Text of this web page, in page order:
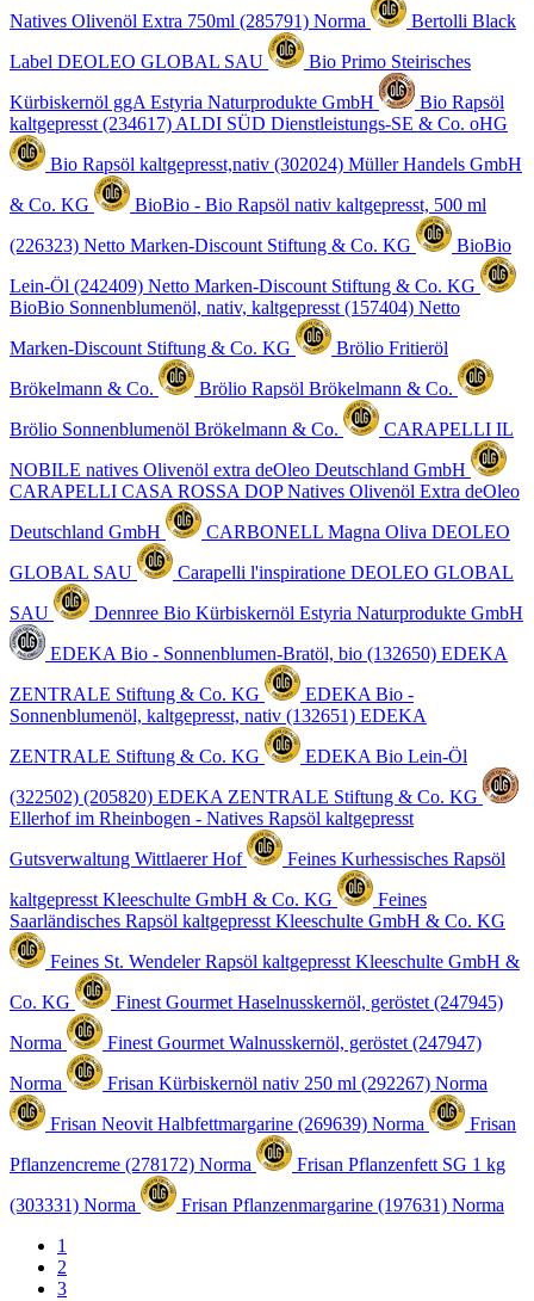
Natives Olivenöl Extra 750ml (285791) Norma
Bertolli Black
Label DEOLEO GLOBAL SAU
Bio Primo Steirisches
Kürbiskernöl ggA Estyria Naturprodukte GmbH
Bio Rapsöl
kaltgepresst (234617) ALDI SÜD Dienstleistungs-SE & Co. oHG
Bio Rapsöl kaltgepresst,nativ (302024) Müller Handels GmbH
& Co. KG
BioBio - Bio Rapsöl nativ kaltgepresst, 500 ml
(226323) Netto Marken-Discount Stiftung & Co. KG
BioBio
Lein-Öl (242409) Netto Marken-Discount Stiftung & Co. KG
BioBio Sonnenblumenöl, nativ, kaltgepresst (157404) Netto
Marken-Discount Stiftung & Co. KG
Brölio Fritieröl
Brökelmann & Co.
Brölio Rapsöl Brökelmann & Co.
Brölio Sonnenblumenöl Brökelmann & Co.
CARAPELLI IL
NOBILE natives Olivenöl extra deOleo Deutschland GmbH
CARAPELLI CASA ROSSA DOP Natives Olivenöl Extra deOleo
Deutschland GmbH
CARBONELL Magna Oliva DEOLEO
GLOBAL SAU
Carapelli l'inspiratione DEOLEO GLOBAL
SAU
Dennree Bio Kürbiskernöl Estyria Naturprodukte GmbH
EDEKA Bio - Sonnenblumen-Bratöl, bio (132650) EDEKA
ZENTRALE Stiftung & Co. KG
EDEKA Bio -
Sonnenblumenöl, kaltgepresst, nativ (132651) EDEKA
ZENTRALE Stiftung & Co. KG
EDEKA Bio Lein-Öl
(322502) (205820) EDEKA ZENTRALE Stiftung & Co. KG
Ellerhof im Rheinbogen - Natives Rapsöl kaltgepresst
Gutsverwaltung Wittlaerer Hof
Feines Kurhessisches Rapsöl
kaltgepresst Kleeschulte GmbH & Co. KG
Feines
Saarländisches Rapsöl kaltgepresst Kleeschulte GmbH & Co. KG
Feines St. Wendeler Rapsöl kaltgepresst Kleeschulte GmbH &
Co. KG
Finest Gourmet Haselnusskernöl, geröstet (247945)
Norma
Finest Gourmet Walnusskernöl, geröstet (247947)
Norma
Frisan Kürbiskernöl nativ 250 ml (292267) Norma
Frisan Neovit Halbfettmargarine (269639) Norma
Frisan
Pflanzencreme (278172) Norma
Frisan Pflanzenfett SG 1 kg
(303331) Norma Frisan Pflanzenmargarine (197631) Norma
1
2
3